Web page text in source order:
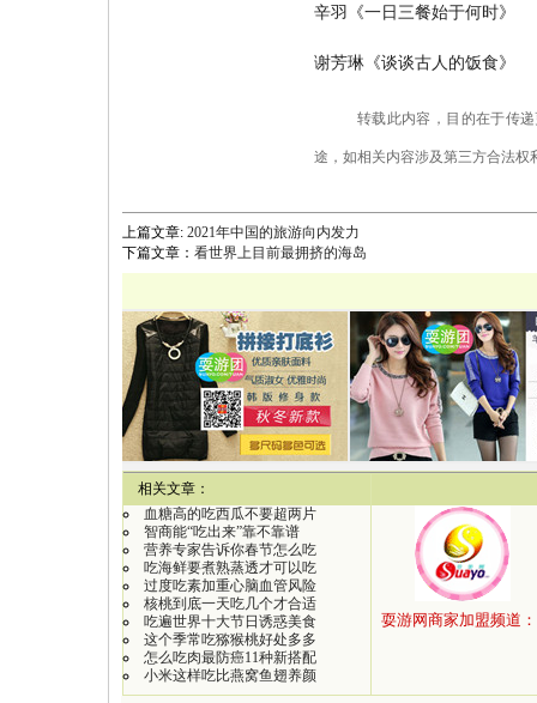
辛羽《一日三餐始于何时》
谢芳琳《谈谈古人的饭食》
转载此内容，目的在于传
途，如相关内容涉及第三方合法权
上篇文章: 2021年中国的旅游向内发力
下篇文章： 看世界上目前最拥挤的海岛
相关文章：
血糖高的吃西瓜不要超两片
智商能“吃出来”靠不靠谱
营养专家告诉你春节怎么吃
吃海鲜要煮熟蒸透才可以吃
过度吃素加重心脑血管风险
核桃到底一天吃几个才合适
吃遍世界十大节日诱惑美食
这个季常吃猕猴桃好处多多
怎么吃肉最防癌11种新搭配
小米这样吃比燕窝鱼翅养颜